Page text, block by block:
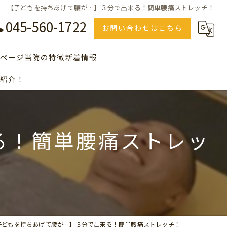
【子どもを持ちあげて腰が…】３分で出来る！簡単腰痛ストレッチ！
045-560-1722 お問い合わせはこちら
ージ
＆Ａ、よくある質問の一覧
当院の特徴
美容
セルフエステ
川崎で整骨院をお探しの方
横浜で整骨院をお探しの方
青葉台で整骨院をお探しの方
新着情報
介！
簡単腰痛ストレッ
どもを持ちあげて腰が…】３分で出来る！簡単腰痛ストレッチ！